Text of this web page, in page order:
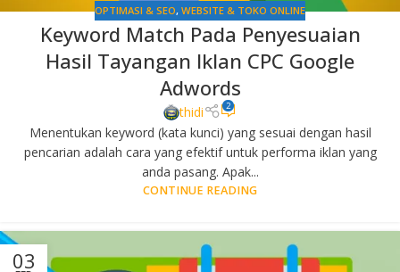
OPTIMASI & SEO, WEBSITE & TOKO ONLINE
Keyword Match Pada Penyesuaian
Hasil Tayangan Iklan CPC Google
Adwords
thidi 2
Menentukan keyword (kata kunci) yang sesuai dengan hasil
pencarian adalah cara yang efektif untuk performa iklan yang
anda pasang. Apak...
CONTINUE READING
03